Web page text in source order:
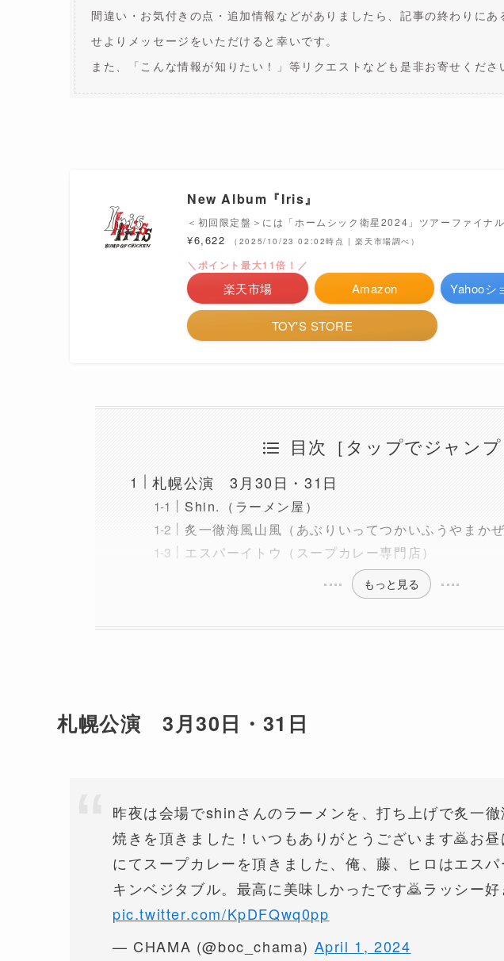
間違い・お気付きの点・追加情報などがありましたら、記事の終わりに
せよりメッセージをいただけると幸いです。
また、「こんな情報が知りたい！」等リクエストなども是非お寄せくださ
New Album『Iris』
＜初回限定盤＞には「ホームシック衛星2024」ツアーファイナ
¥6,622 （2025/10/23 02:02時点 | 楽天市場調べ）
Amazon
＼ポイント最大11倍！／
楽天市場 Yahooシ
TOY'S STORE
目次［タップでジャンプ
札幌公演 3月30日・31日
Shin.（ラーメン屋）
炙一徹海風山風（あぶりいってつかいふうやまかぜ
エスパーイトウ（スープカレー専門店）
もっと見る
札幌公演 3月30日・31日
昨夜は会場でshinさんのラーメンを、打ち上げで炙一
焼きを頂きました！いつもありがとうございます🙇お
にてスープカレーを頂きました、俺、藤、ヒロはエス
キンベジタブル。最高に美味しかったです🙇ラッシー
pic.twitter.com/KpDFQwq0pp
— CHAMA (@boc_chama) April 1, 2024